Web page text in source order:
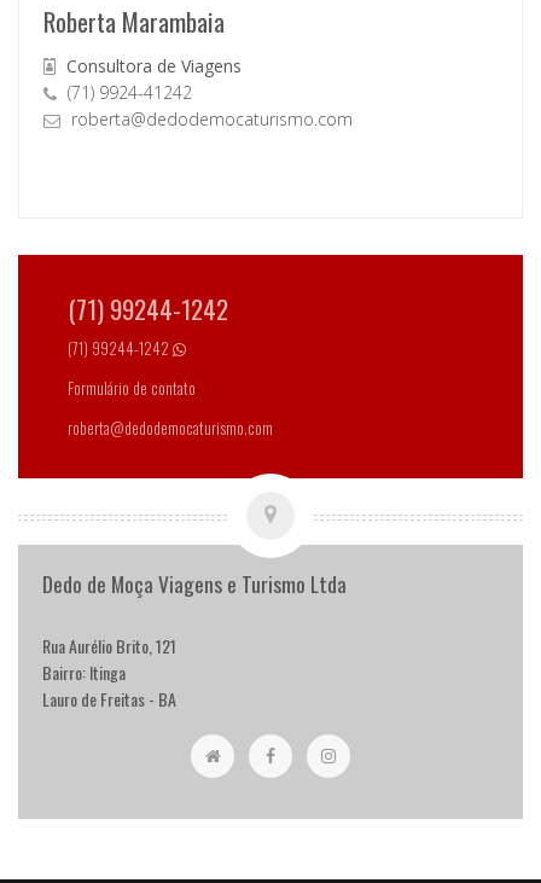
Roberta Marambaia
Consultora de Viagens
(71) 9924-41242
roberta@dedodemocaturismo.com
(71) 99244-1242
(71) 99244-1242
Formulário de contato
roberta@dedodemocaturismo.com
Dedo de Moça Viagens e Turismo Ltda
Rua Aurélio Brito, 121
Bairro: Itinga
Lauro de Freitas - BA